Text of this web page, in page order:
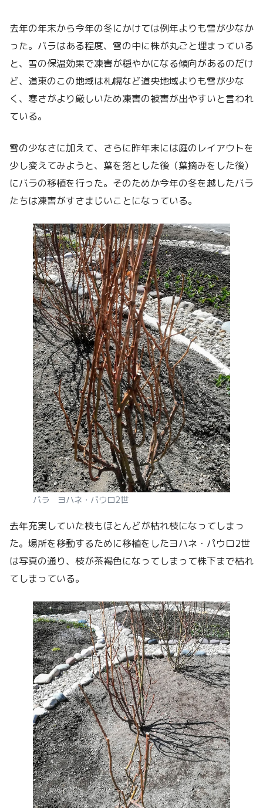
去年の年末から今年の冬にかけては例年よりも雪が少なか
った。バラはある程度、雪の中に株が丸ごと埋まっている
と、雪の保温効果で凍害が穏やかになる傾向があるのだけ
ど、道東のこの地域は札幌など道央地域よりも雪が少な
く、寒さがより厳しいため凍害の被害が出やすいと言われ
ている。
雪の少なさに加えて、さらに昨年末には庭のレイアウトを
少し変えてみようと、葉を落とした後（葉摘みをした後）
にバラの移植を行った。そのためか今年の冬を越したバラ
たちは凍害がすさまじいことになっている。
バラ ヨハネ・パウロ2世
去年充実していた枝もほとんどが枯れ枝になってしまっ
た。場所を移動するために移植をしたヨハネ・パウロ2世
は写真の通り、枝が茶褐色になってしまって株下まで枯れ
てしまっている。